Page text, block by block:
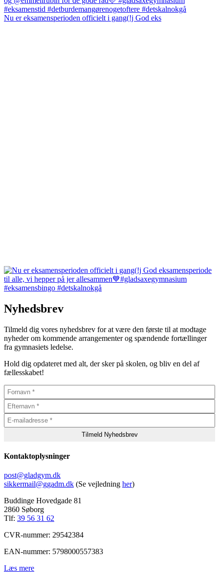
Nu er eksamensperioden officielt i gang(!j God eks
Nyhedsbrev
Tilmeld dig vores nyhedsbrev for at være den første til at modtage
nyheder om kommende arrangementer og spændende fortællinger
fra gymnasiets ledelse.
Hold dig opdateret med alt, der sker på skolen, og bliv en del af
fællesskabet!
Kontaktoplysninger
post@gladgym.dk
sikkermail@ggadm.dk (Se vejledning her)
Buddinge Hovedgade 81
2860 Søborg
Tlf: 39 56 31 62
CVR-nummer: 29542384
EAN-nummer: 5798000557383
Læs mere